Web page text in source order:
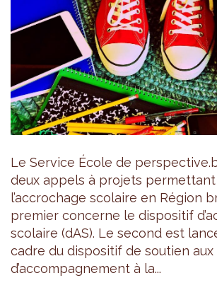
Le Service École de
deux appels à projets
l’accrochage scolaire en Région
premier concerne le dispositif
scolaire (dAS). Le second est
cadre du dispositif de soutien
d’accompagnement à la...